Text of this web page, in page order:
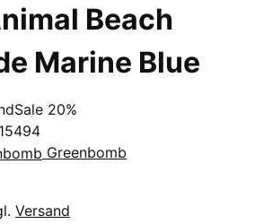
Beach
Marine Blue
Sale 20%
Greenbomb
Versand